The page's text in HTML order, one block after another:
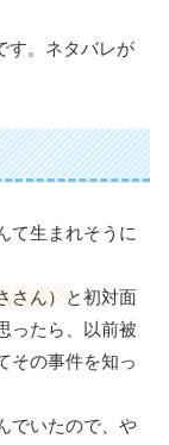
す。ネタバレが
て生まれそうに
さん）と初対面
ったら、以前被
その事件を知っ
でいたので、や